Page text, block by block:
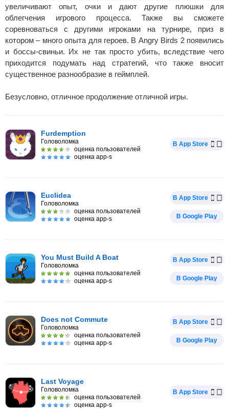
увеличивают опыт, очки и дают другие плюшки для
облегчения игрового процесса. Также вы сможете
соревноваться с другими игроками на турнире, приз в
котором – много опыта для героев. В Angry Birds 2 появились
и боссы-свиньи. Их не так просто убить, вследствие чего
приходится подумать над стратегий, что также вносит
существенное разнообразие в геймплей.
Безусловно, отличное продолжение отличной игры.
Furdemption
Головоломка
оценка пользователей
оценка app-s
В App Store
Euclidea
Головоломка
оценка пользователей
оценка app-s
В App Store
В Google Play
You Must Build A Boat
Головоломка
оценка пользователей
оценка app-s
В App Store
В Google Play
Does not Commute
Головоломка
оценка пользователей
оценка app-s
В App Store
В Google Play
Last Voyage
Головоломка
оценка пользователей
оценка app-s
В App Store